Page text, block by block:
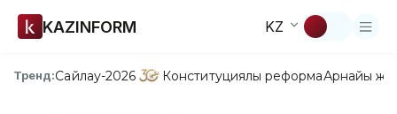
KAZINFORM KZ
Тренд:Сайлау-2026 Конституциялық реформаАрнайы